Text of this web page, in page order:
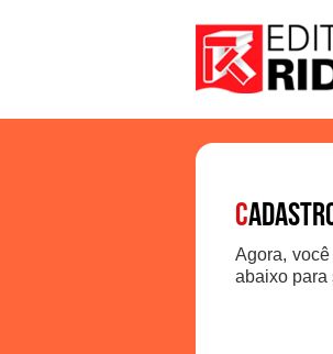
C
Agora,
abaixo para